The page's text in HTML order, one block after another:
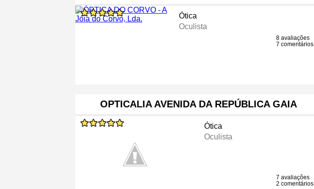
Ótica
Oculista
8 avaliações
7 comentários
OPTICALIA AVENIDA DA REPÚBLICA GAIA
Ótica
Oculista
7 avaliações
2 comentários